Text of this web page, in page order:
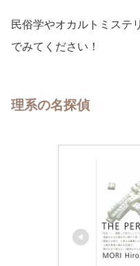
民俗学やオカルトミステ
でみてください！
理系の名探偵